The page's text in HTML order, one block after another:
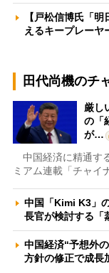
【戸松信博氏「
えるキープレー
田代尚機のチ
厳し
の「
が…
中国経済に精通す
ミアム連載「チャイ
中国「Kimi K3」
長官が検討する
中国経済“予想外
方針の修正で成